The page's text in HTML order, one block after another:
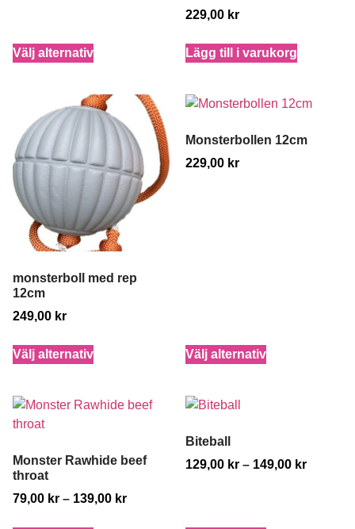
Välj alternativ
229,00 kr
Lägg till i varukorg
monsterboll med rep
12cm
249,00 kr
Välj alternativ
Monsterbollen 12cm
229,00 kr
Välj alternativ
Monster Rawhide beef
throat
79,00 kr – 139,00 kr
Biteball
129,00 kr – 149,00 kr